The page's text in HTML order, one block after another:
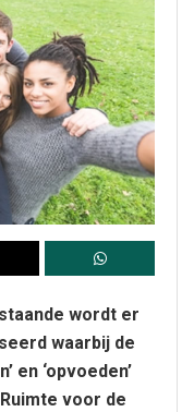
wordt er
waarbij de
en ‘opvoeden’
voor de